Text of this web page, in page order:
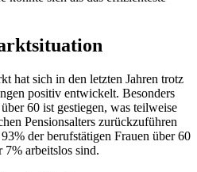
hat sich in den letzten Jahren trotz
positiv entwickelt. Besonders
60 ist gestiegen, was teilweise
Pensionsalters zurückzuführen
der berufstätigen Frauen über 60
arbeitslos sind.